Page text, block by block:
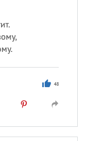
48
именины
, Афанасий,Борис